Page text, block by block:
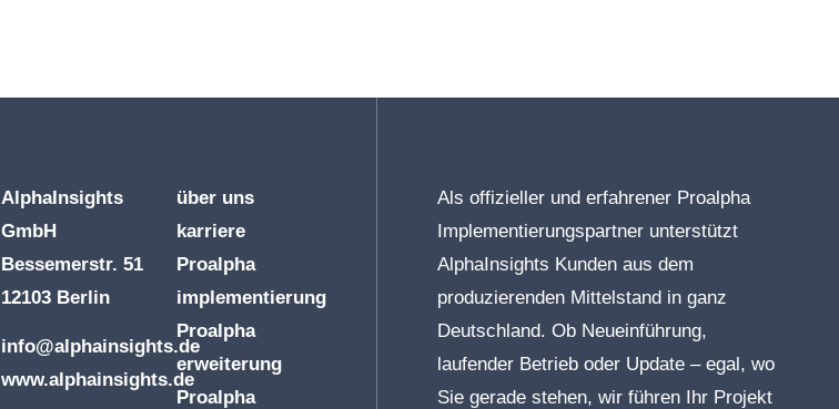
AlphaInsights
GmbH
Bessemerstr. 51
12103 Berlin
info@alphainsights.de
www.alphainsights.de
über uns
karriere
Proalpha
implementierung
Proalpha
erweiterung
Proalpha
Als offizieller und erfahrener Proalpha
Implementierungspartner unterstützt
AlphaInsights Kunden aus dem
produzierenden Mittelstand in ganz
Deutschland. Ob Neueinführung,
laufender Betrieb oder Update – egal, wo
Sie gerade stehen, wir führen Ihr Projekt